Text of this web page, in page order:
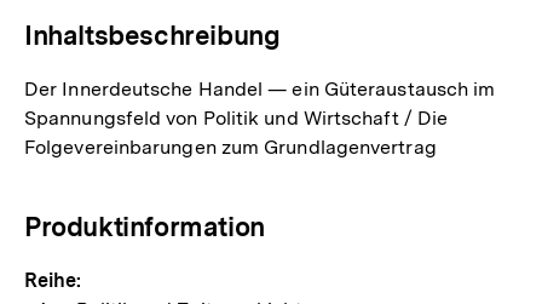
Inhaltsbeschreibung
Der Innerdeutsche Handel — ein Güteraustausch im
Spannungsfeld von Politik und Wirtschaft / Die
Folgevereinbarungen zum Grundlagenvertrag
Produktinformation
Reihe: